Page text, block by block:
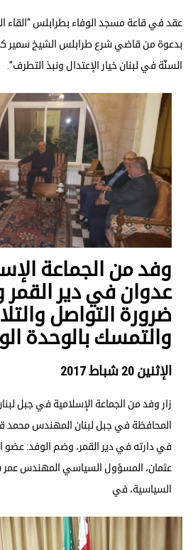
عقد في قاعة مسجد الوفاء بطرابلس “القاء
بدعوة من قاضي شرع طرابلس الشيخ سمير
السنّة في لبنان خيار الإعتدال ونبذ التطرف”.
وفد من الجماعة
عدوان في دير
ضرورة التواصل
والتمسك بالوحدة
الإثنين 20 شباط 2017
زار وفد من الجماعة الإسلامية في جبل
المحافظة في جبل لبنان المهندس محمد
في دارته في دير القمر، وضم الوفد: عضو
عثمان، المسؤول السياسي المهندس عمر
السياسية، في